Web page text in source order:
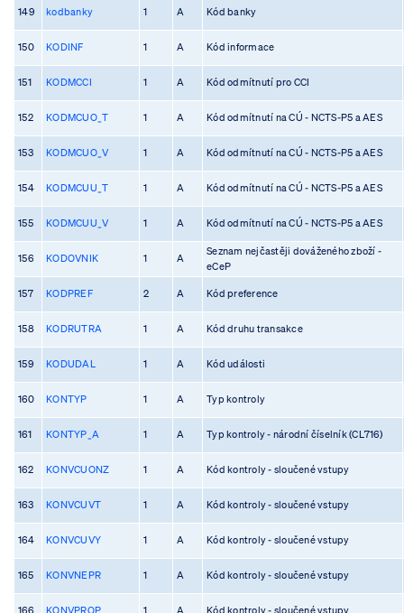
149 kodbanky 1 A Kód banky
150 KODINF 1 A Kód informace
151 KODMCCI 1 A Kód odmítnutí pro CCI
152 KODMCUO_T 1 A Kód odmítnutí na CÚ - NCTS-P5 a AES
153 KODMCUO_V 1 A Kód odmítnutí na CÚ - NCTS-P5 a AES
154 KODMCUU_T 1 A Kód odmítnutí na CÚ - NCTS-P5 a AES
155 KODMCUU_V 1 A Kód odmítnutí na CÚ - NCTS-P5 a AES
156 KODOVNIK 1 A
Seznam nejčastěji dováženého zboží -
eCeP
157 KODPREF 2 A Kód preference
158 KODRUTRA 1 A Kód druhu transakce
159 KODUDAL 1 A Kód události
160 KONTYP 1 A Typ kontroly
161 KONTYP_A 1 A Typ kontroly - národní číselník (CL716)
162 KONVCUONZ 1 A Kód kontroly - sloučené vstupy
163 KONVCUVT 1 A Kód kontroly - sloučené vstupy
164 KONVCUVY 1 A Kód kontroly - sloučené vstupy
165 KONVNEPR 1 A Kód kontroly - sloučené vstupy
166 KONVPROP 1 A Kód kontroly - sloučené vstupy